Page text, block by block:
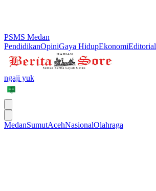
PSMS Medan
PendidikanOpiniGaya HidupEkonomiEditorial
ngaji yuk
MedanSumutAcehNasionalOlahraga